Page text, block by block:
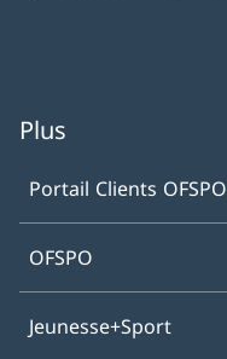
Plus
Portail Clients OFSPO
OFSPO
Jeunesse+Sport